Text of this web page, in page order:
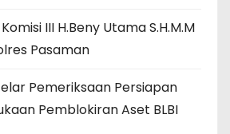
III H.Beny Utama S.H.M.M
Pasaman
Pemeriksaan Persiapan
Pemblokiran Aset BLBI